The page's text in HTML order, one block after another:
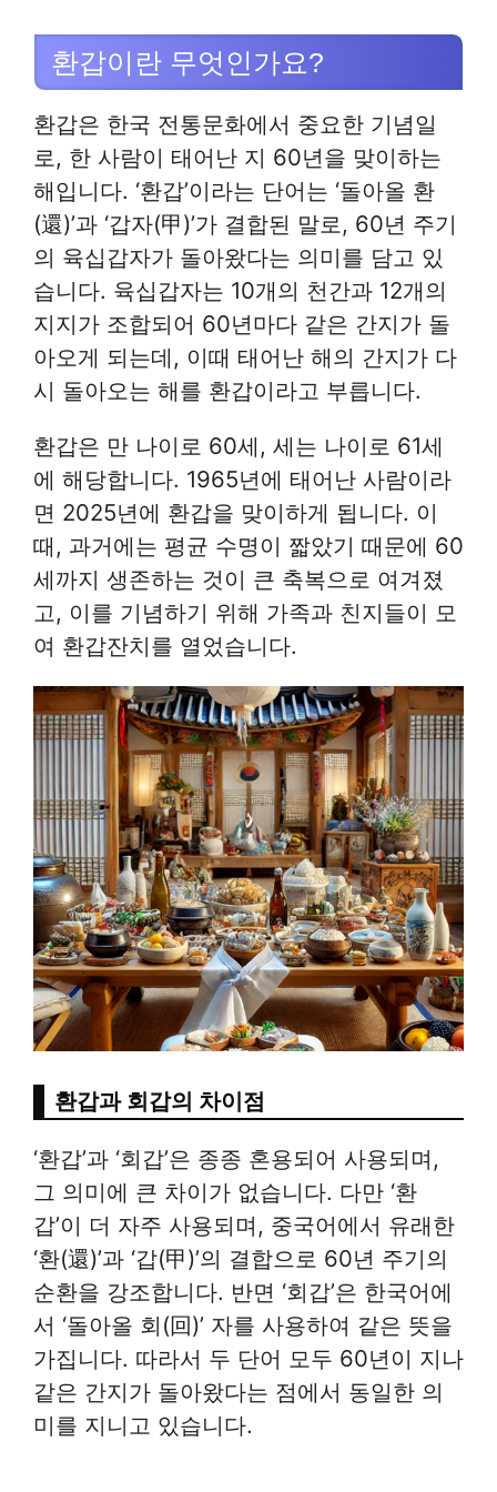
환갑이란 무엇인가요?
환갑은 한국 전통문화에서 중요한 기념일
로, 한 사람이 태어난 지 60년을 맞이하는
해입니다. ‘환갑’이라는 단어는 ‘돌아올 환
(還)’과 ‘갑자(甲)’가 결합된 말로, 60년 주기
의 육십갑자가 돌아왔다는 의미를 담고 있
습니다. 육십갑자는 10개의 천간과 12개의
지지가 조합되어 60년마다 같은 간지가 돌
아오게 되는데, 이때 태어난 해의 간지가 다
시 돌아오는 해를 환갑이라고 부릅니다.
환갑은 만 나이로 60세, 세는 나이로 61세
에 해당합니다. 1965년에 태어난 사람이라
면 2025년에 환갑을 맞이하게 됩니다. 이
때, 과거에는 평균 수명이 짧았기 때문에 60
세까지 생존하는 것이 큰 축복으로 여겨졌
고, 이를 기념하기 위해 가족과 친지들이 모
여 환갑잔치를 열었습니다.
환갑과 회갑의 차이점
‘환갑’과 ‘회갑’은 종종 혼용되어 사용되며,
그 의미에 큰 차이가 없습니다. 다만 ‘환
갑’이 더 자주 사용되며, 중국어에서 유래한
‘환(還)’과 ‘갑(甲)’의 결합으로 60년 주기의
순환을 강조합니다. 반면 ‘회갑’은 한국어에
서 ‘돌아올 회(回)’ 자를 사용하여 같은 뜻을
가집니다. 따라서 두 단어 모두 60년이 지나
같은 간지가 돌아왔다는 점에서 동일한 의
미를 지니고 있습니다.